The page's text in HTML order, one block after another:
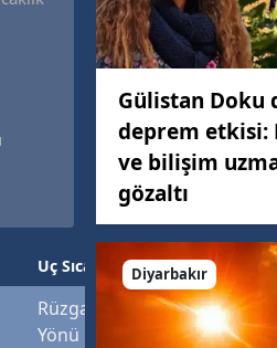
Uç Sıcaklık (°C)
Rüzgar
Yönü
Rüzgar
Gülistan Doku
deprem etkisi:
ve bilişim
gözaltı
Diyarbakır